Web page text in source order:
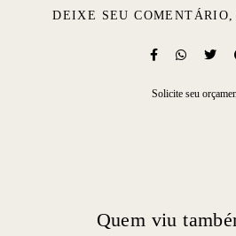
DEIXE SEU
Solicite seu
Quem viu